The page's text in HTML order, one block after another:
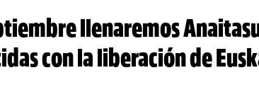
llenaremos
con la liberación de